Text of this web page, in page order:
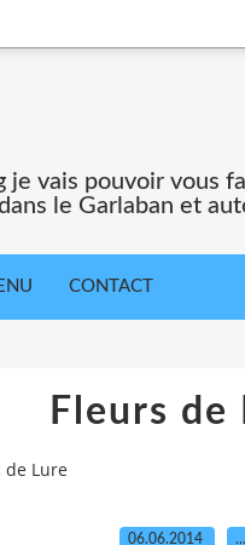
je vais pouvoir vous
le Garlaban et
CONTACT
Fleurs de
de Lure
06.06.2014 …